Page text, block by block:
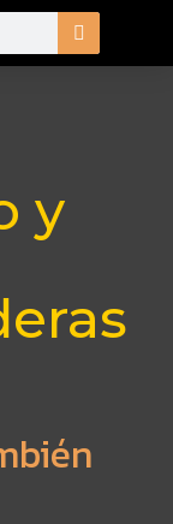
y